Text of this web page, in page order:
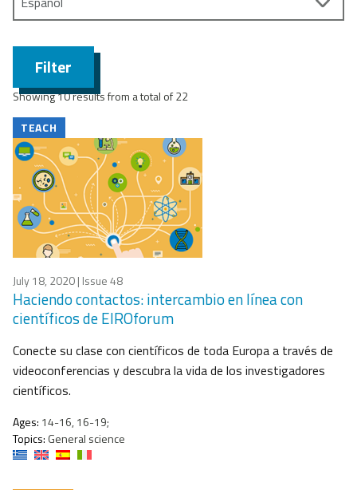
Filter
Showing 10 results from a total of 22
TEACH
July 18, 2020| Issue 48
Haciendo contactos: intercambio en línea con
científicos de EIROforum
Conecte su clase con científicos de toda Europa a través de
videoconferencias y descubra la vida de los investigadores
científicos.
Ages: 14-16, 16-19;
Topics: General science